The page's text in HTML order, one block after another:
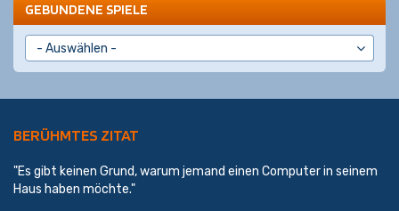
GEBUNDENE SPIELE
BERÜHMTES ZITAT
"Es gibt keinen Grund, warum jemand einen Computer in seinem
Haus haben möchte."